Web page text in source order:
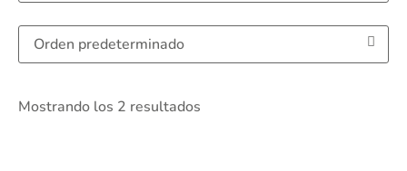
Mostrando los 2 resultados